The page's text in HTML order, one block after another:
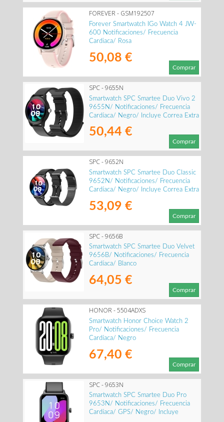
FOREVER - GSM192507
Forever Smartwatch IGo Watch 4 JW-
600 Notificaciones/ Frecuencia
Cardiaca/ Rosa
50,08 €
Comprar
SPC - 9655N
Smartwatch SPC Smartee Duo Vivo 2
9655N/ Notificaciones/ Frecuencia
Cardíaca/ Negro/ Incluye Correa Extra
50,44 €
Comprar
SPC - 9652N
Smartwatch SPC Smartee Duo Classic
9652N/ Notificaciones/ Frecuencia
Cardíaca/ Negro/ Incluye Correa Extra
53,09 €
Comprar
SPC - 9656B
Smartwatch SPC Smartee Duo Velvet
9656B/ Notificaciones/ Frecuencia
Cardíaca/ Blanco
64,05 €
Comprar
HONOR - 5504ADXS
Smartwatch Honor Choice Watch 2
Pro/ Notificaciones/ Frecuencia
Cardíaca/ Negro
67,40 €
Comprar
SPC - 9653N
Smartwatch SPC Smartee Duo Pro
9653N/ Notificaciones/ Frecuencia
Cardíaca/ GPS/ Negro/ Incluye